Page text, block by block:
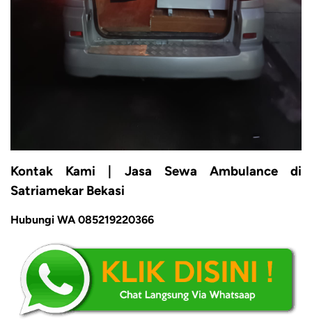
Kontak Kami | Jasa Sewa Ambulance di
Satriamekar Bekasi
Hubungi WA 085219220366